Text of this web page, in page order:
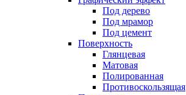
Под дерево
Под мрамор
Под цемент
Поверхность
Глянцевая
Матовая
Полированная
Противоскользящая